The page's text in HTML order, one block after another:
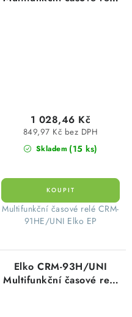
Skladem (15 ks)
849,97 Kč bez DPH
1 028,46 Kč
​ Multifunkční časové relé CRM-
91HE/UNI Elko EP
Elko CRM-93H/UNI
Multifunkční časové relé